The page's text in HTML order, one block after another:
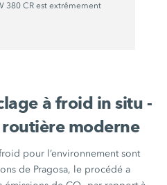
380 CRest extrêmement
à froid in situ -
moderne
pour l’environnement sont
de Pragosa, le procédé a